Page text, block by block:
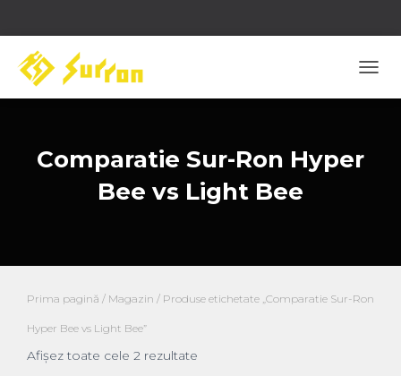
Comparatie Sur-Ron Hyper
Bee vs Light Bee
Prima pagină / Magazin / Produse etichetate „Comparatie Sur-Ron
Hyper Bee vs Light Bee”
Afișez toate cele 2 rezultate